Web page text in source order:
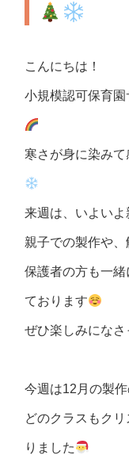
こんにちは！
小規模認可保育
寒さが身に染み
来週は、いよい
親子での製作や、
保護者の方も一
ております
ぜひ楽しみにな
今週は12月の製
どのクラスもク
りました